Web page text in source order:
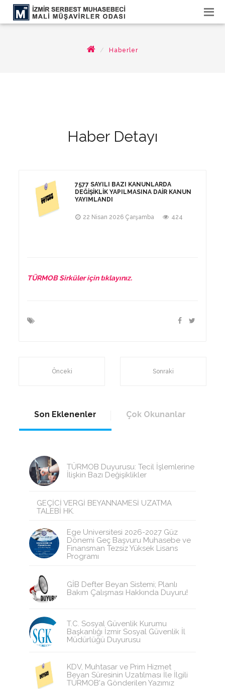
Haberler
Haber Detayı
7577 SAYILI BAZI KANUNLARDA
DEĞIŞIKLIK YAPILMASINA DAIR KANUN
YAYIMLANDI
22 Nisan 2026 Çarşamba 424
TÜRMOB Sirküler için tıklayınız.
Önceki Sonraki
Son Eklenenler Çok Okunanlar
TÜRMOB Duyurusu: Tecil İşlemlerine
İlişkin Bazı Değişiklikler
GEÇİCİ VERGİ BEYANNAMESİ UZATMA
TALEBİ HK.
Ege Üniversitesi 2026-2027 Güz
Dönemi Geç Başvuru Muhasebe ve
Finansman Tezsiz Yüksek Lisans
Programı
GİB Defter Beyan Sistemi; Planlı
Bakım Çalışması Hakkında Duyuru!
T.C. Sosyal Güvenlik Kurumu
Başkanlığı İzmir Sosyal Güvenlik İl
Müdürlüğü Duyurusu
KDV, Muhtasar ve Prim Hizmet
Beyan Süresinin Uzatılması İle İlgili
TÜRMOB'a Gönderilen Yazımız